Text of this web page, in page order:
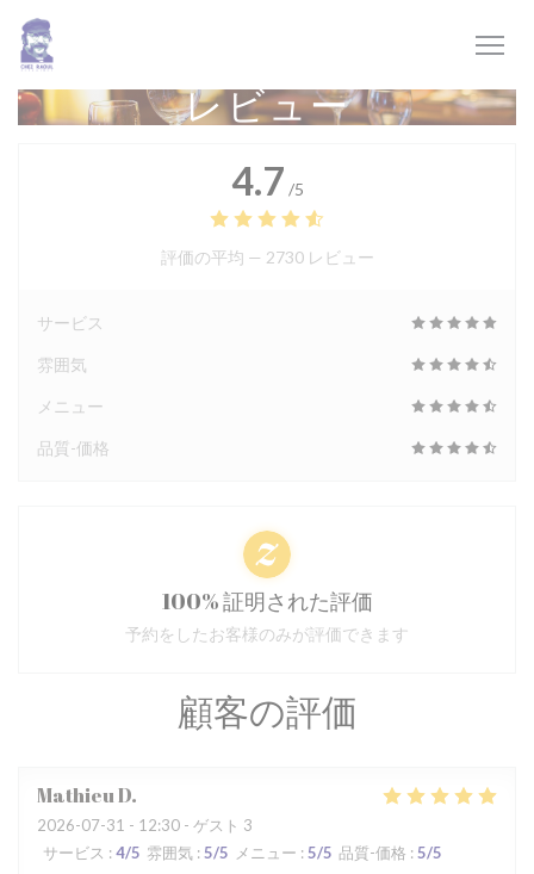
クッキー利用の管理について
レビュー
顧客の評価
MathieuD
2026-07-31 - 12:30 - ゲスト 3
サービス : 4/5 雰囲気 : 5/5 メニュー : 5/5 品質-価格 : 5/5
4.7 /5
評価の平均 — 2730 レビュー
サービス
雰囲気
メニュー
品質-価格
100% 証明された評価
予約をしたお客様のみが評価できます